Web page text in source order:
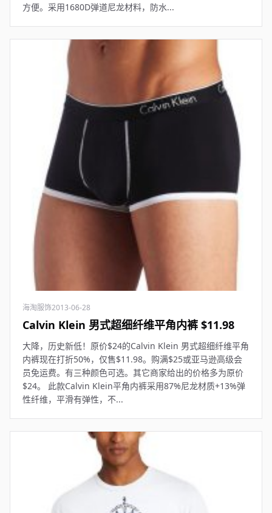
方便。采用1680D弹道尼龙材料，防水...
海淘服饰2013-06-28
Calvin Klein 男式超细纤维平角内裤 $11.98
大降，历史新低！原价$24的Calvin Klein 男式超细纤维平角
内裤现在打折50%，仅售$11.98。购满$25或亚马逊高级会
员免运费。有三种颜色可选。其它商家给出的价格多为原价
$24。 此款Calvin Klein平角内裤采用87%尼龙材质+13%弹
性纤维，平滑有弹性，不...